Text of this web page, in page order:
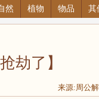
然 植物 物品 其
劫了】
来源:周公